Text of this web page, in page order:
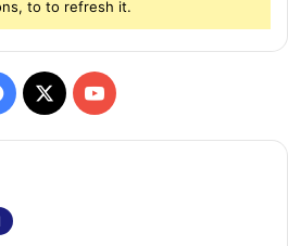
to to refresh it.
F
a
e
X
Y
o